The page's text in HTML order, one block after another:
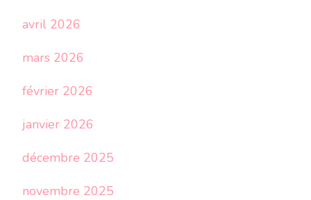
avril 2026
mars 2026
février 2026
janvier 2026
décembre 2025
novembre 2025